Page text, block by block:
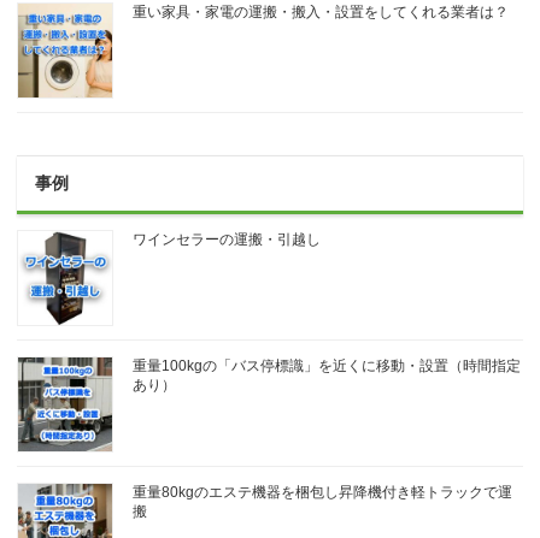
重い家具・家電の運搬・搬入・設置をしてくれる業者は？
事例
ワインセラーの運搬・引越し
重量100kgの「バス停標識」を近くに移動・設置（時間指定
あり）
重量80kgのエステ機器を梱包し昇降機付き軽トラックで運
搬